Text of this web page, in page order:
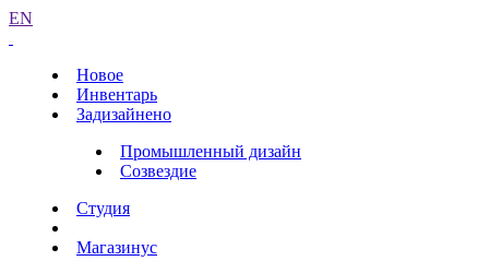
EN
Новое
Инвентарь
Задизайнено
Промышленный дизайн
Созвездие
Студия
Магазинус